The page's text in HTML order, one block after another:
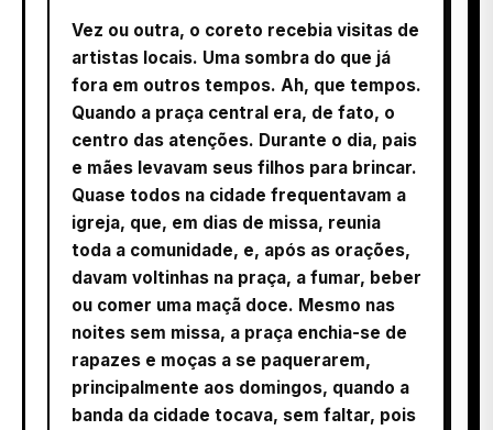
Vez ou outra, o coreto recebia visitas de
artistas locais. Uma sombra do que já
fora em outros tempos. Ah, que tempos.
Quando a praça central era, de fato, o
centro das atenções. Durante o dia, pais
e mães levavam seus filhos para brincar.
Quase todos na cidade frequentavam a
igreja, que, em dias de missa, reunia
toda a comunidade, e, após as orações,
davam voltinhas na praça, a fumar, beber
ou comer uma maçã doce. Mesmo nas
noites sem missa, a praça enchia-se de
rapazes e moças a se paquerarem,
principalmente aos domingos, quando a
banda da cidade tocava, sem faltar, pois